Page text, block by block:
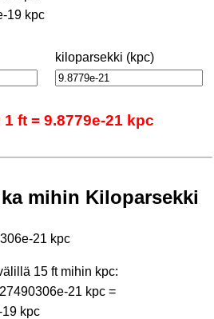
19 kpc
kiloparsekki (kpc)
ft = 9.8779e-21 kpc
mihin Kiloparsekki
21 kpc
15 ft mihin kpc:
21 kpc =
kpc